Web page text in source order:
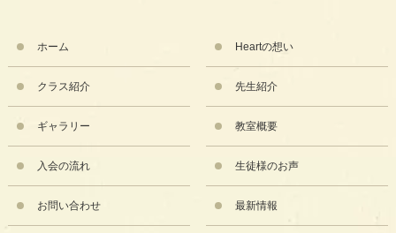
ホーム Heartの想い
クラス紹介 先生紹介
ギャラリー 教室概要
入会の流れ 生徒様のお声
お問い合わせ 最新情報